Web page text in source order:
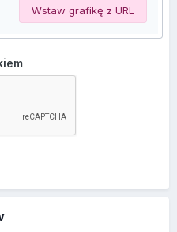
Wstaw grafikę z URL